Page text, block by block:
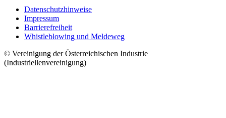
Datenschutzhinweise
Impressum
Barrierefreiheit
Whistleblowing und Meldeweg
© Vereinigung der Österreichischen Industrie
(Industriellenvereinigung)